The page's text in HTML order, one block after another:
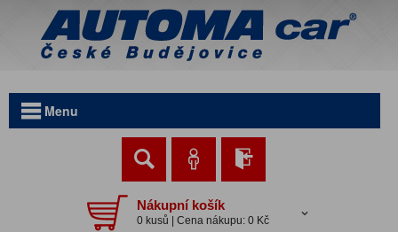
Menu
Nákupní košík
0 kusů | Cena nákupu: 0 Kč